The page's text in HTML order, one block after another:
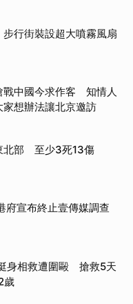
行街裝設超大噴霧風扇
戰中國今求作客 知情人
想辦法讓北京邀訪
北部 至少3死13傷
府宣布終止壹傳媒調查
身相救遭圍毆 搶救5天
歲